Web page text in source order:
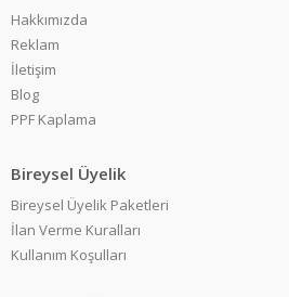
Hakkımızda
Reklam
İletişim
Blog
PPF Kaplama
Bireysel Üyelik
Bireysel Üyelik Paketleri
İlan Verme Kuralları
Kullanım Koşulları